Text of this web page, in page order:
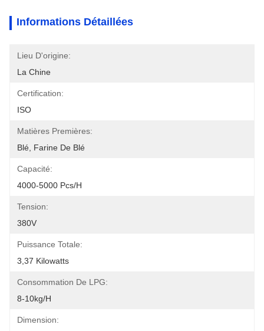
Informations Détaillées
Lieu D'origine:
La Chine
Certification:
ISO
Matières Premières:
Blé, Farine De Blé
Capacité:
4000-5000 Pcs/h
Tension:
380V
Puissance Totale:
3,37 Kilowatts
Consommation De LPG:
8-10kg/h
Dimension: